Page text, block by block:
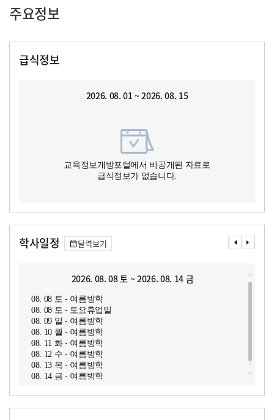
주요정보
급식정보
2026. 08. 01 ~ 2026. 08. 15
교육정보개방포털에서 비공개된 자료로
급식정보가 없습니다.
학사일정 달력보기
2026. 08. 08 토 ~ 2026. 08. 14 금
08. 08 토 - 여름방학
08. 08 토 - 토요휴업일
08. 09 일 - 여름방학
08. 10 월 - 여름방학
08. 11 화 - 여름방학
08. 12 수 - 여름방학
08. 13 목 - 여름방학
08. 14 금 - 여름방학